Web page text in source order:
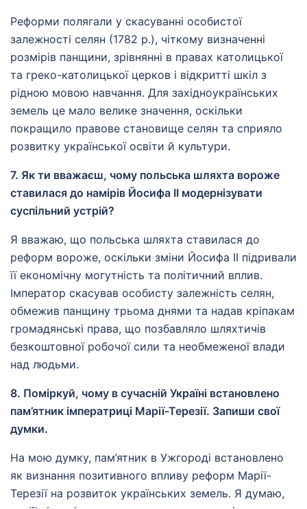
Реформи полягали у скасуванні особистої
залежності селян (1782 р.), чіткому визначенні
розмірів панщини, зрівнянні в правах католицької
та греко-католицької церков і відкритті шкіл з
рідною мовою навчання. Для західноукраїнських
земель це мало велике значення, оскільки
покращило правове становище селян та сприяло
розвитку української освіти й культури.
7. Як ти вважаєш, чому польська шляхта вороже
ставилася до намірів Йосифа ІІ модернізувати
суспільний устрій?
Я вважаю, що польська шляхта ставилася до
реформ вороже, оскільки зміни Йосифа ІІ підривали
її економічну могутність та політичний вплив.
Імператор скасував особисту залежність селян,
обмежив панщину трьома днями та надав кріпакам
громадянські права, що позбавляло шляхтичів
безкоштовної робочої сили та необмеженої влади
над людьми.
8. Поміркуй, чому в сучасній Україні встановлено
пам’ятник імператриці Марії-Терезії. Запиши свої
думки.
На мою думку, пам’ятник в Ужгороді встановлено
як визнання позитивного впливу реформ Марії-
Терезії на розвиток українських земель. Я думаю,